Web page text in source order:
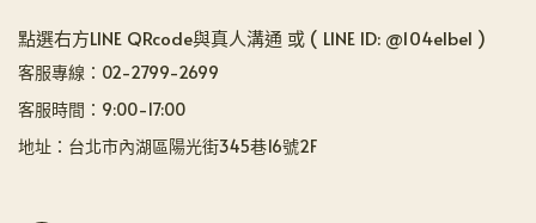
點選右方LINE QRcode與真人溝通 或 ( LINE ID: @104elbel )
客服專線：02-2799-2699
客服時間：9:00-17:00
地址：台北市內湖區陽光街345巷16號2F